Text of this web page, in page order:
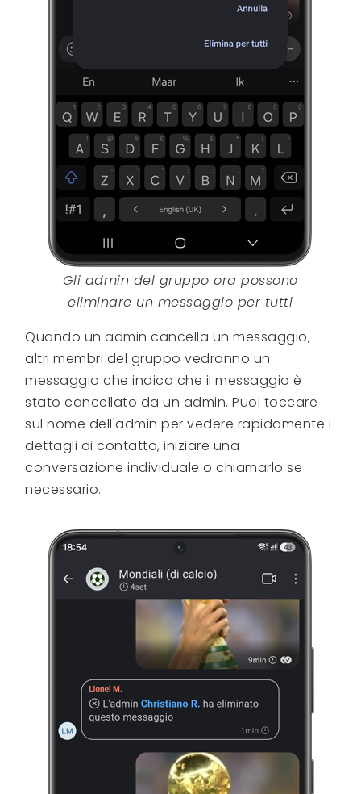
Gli admin del gruppo ora possono
eliminare un messaggio per tutti
Quando un admin cancella un messaggio,
altri membri del gruppo vedranno un
messaggio che indica che il messaggio è
stato cancellato da un admin. Puoi toccare
sul nome dell'admin per vedere rapidamente i
dettagli di contatto, iniziare una
conversazione individuale o chiamarlo se
necessario.